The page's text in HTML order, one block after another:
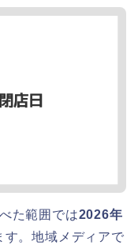
た範囲では2026年
す。地域メディアで